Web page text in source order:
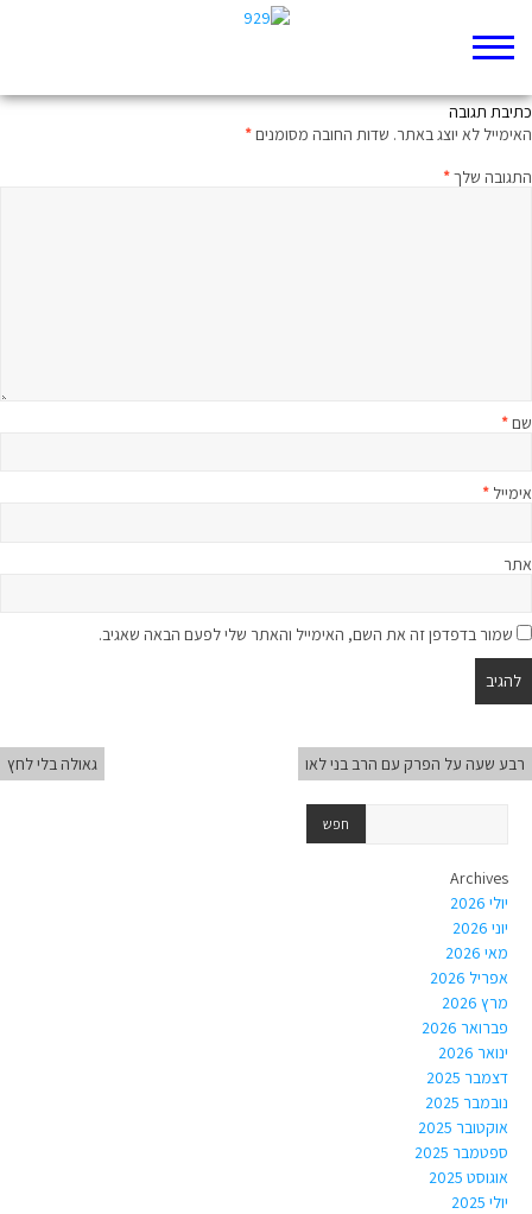
כתיבת תגובה
האימייל לא יוצג באתר. שדות החובה מסומנים*
התגובה שלך*
שם*
אימייל *
אתר
שמור בדפדפן זה את השם, האימייל והאתר שלי לפעם הבאה שאגיב.
רבע שעה על הפרק עם הרב בני לאו גאולה בלי לחץ
Archives
יולי 2026
יוני 2026
מאי 2026
אפריל 2026
מרץ 2026
פברואר 2026
ינואר 2026
דצמבר 2025
נובמבר 2025
אוקטובר 2025
ספטמבר 2025
אוגוסט 2025
יולי 2025